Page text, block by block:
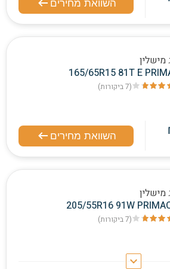
השוואת מחירים
מישלין
165/65R15 81T E
(7 ביקורות)
השוואת מחירים
מישלין
205/55R16 91W
(7 ביקורות)
keyboard_arrow_down